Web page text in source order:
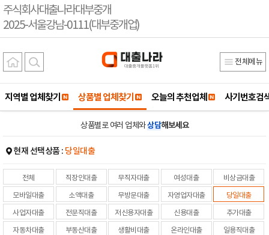
주식회사대출나라대부중개
2025-서울강남-0111(대부중개업)
전체메뉴
지역별 업체찾기 상품별 업체찾기 오늘의 추천업체 사기번호검
상품별로 여러 업체와상담해보세요
현재 선택상품 : 당일대출
전체 직장인대출 무직자대출 여성대출 비상금대출
모바일대출 소액대출 무방문대출 자영업자대출 당일대출
사업자대출 전문직대출 저신용자대출 신용대출 추가대출
자동차대출 부동산대출 생활비대출 온라인대출 일용직대출